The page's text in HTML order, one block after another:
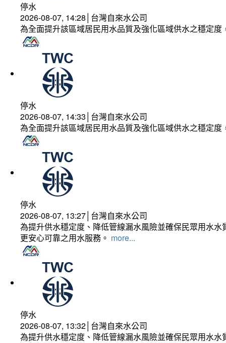
停水
2026-08-07, 14:28│台灣自來水公司
為全面提升該區域居民用水品質及強化區域供水之穩定
停水
2026-08-07, 14:33│台灣自來水公司
為全面提升該區域居民用水品質及強化區域供水之穩定
停水
2026-08-07, 13:27│台灣自來水公司
為提升供水穩定度、降低管線漏水風險並確保民眾用水
更安心可靠之用水服務。 more...
停水
2026-08-07, 13:32│台灣自來水公司
為提升供水穩定度、降低管線漏水風險並確保民眾用水